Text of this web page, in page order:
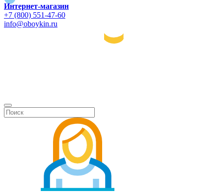
Интернет-магазин
+7 (800) 551-47-60
info@oboykin.ru